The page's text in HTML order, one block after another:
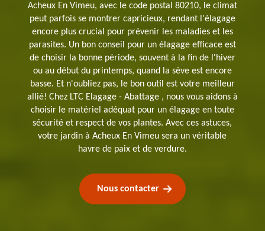
Acheux En Vimeu, avec le code postal 80210, le climat
peut parfois se montrer capricieux, rendant l'élagage
encore plus crucial pour prévenir les maladies et les
parasites. Un bon conseil pour un élagage efficace est
de choisir la bonne période, souvent à la fin de l'hiver
ou au début du printemps, quand la sève est encore
basse. Et n'oubliez pas, le bon outil est votre meilleur
allié! Chez LTC Elagage - Abattage , nous vous aidons à
choisir le matériel adéquat pour un élagage en toute
sécurité et respect de vos plantes. Avec ces astuces,
votre jardin à Acheux En Vimeu sera un véritable
havre de paix et de verdure.
Nous contacter